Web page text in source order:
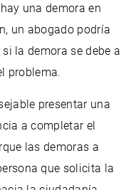
una demora en
un abogado podría
la demora se debe a
problema.
presentar una
a completar el
las demoras a
que solicita la